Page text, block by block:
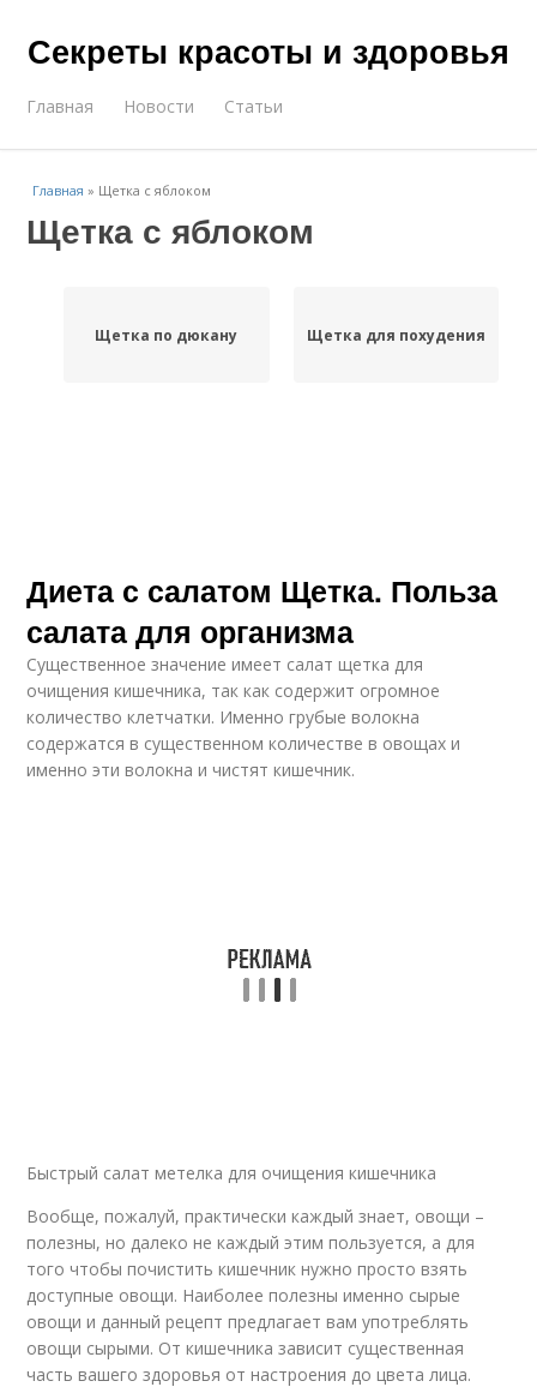
Секреты красоты и здоровья
Главная Новости Статьи
Главная » Щетка с яблоком
Щетка с яблоком
Щетка по дюкану Щетка для похудения
Диета с салатом Щетка. Польза
салата для организма
Существенное значение имеет салат щетка для
очищения кишечника, так как содержит огромное
количество клетчатки. Именно грубые волокна
содержатся в существенном количестве в овощах и
именно эти волокна и чистят кишечник.
Быстрый салат метелка для очищения кишечника
Вообще, пожалуй, практически каждый знает, овощи –
полезны, но далеко не каждый этим пользуется, а для
того чтобы почистить кишечник нужно просто взять
доступные овощи. Наиболее полезны именно сырые
овощи и данный рецепт предлагает вам употреблять
овощи сырыми. От кишечника зависит существенная
часть вашего здоровья от настроения до цвета лица.